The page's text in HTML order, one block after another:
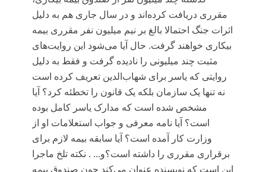
مقرری دریافت کرده‌اند و در سال جاری هم به دلیل
اثرات جنگ احتمالا بالغ بر نیم میلیون نفر مقرری بیمه
بیکاری خواهند گرفت. حال آیا می‌شود این روایت‌های
مثبت چند میلیونی را نادیده گرفت و فقط به دلیل
روایتی که یاسر برای شهاب‌الدین تعریف کرده است
نه تنها یک سازمان بلکه یک قانون را تخطئه کرد؟ آیا
مشخص شده است که مدارک یاسر کامل بوده
است؟ آیا نامه معرفی و جواب استعلامات او از
وزارت کار آمده است؟ آیا سابقه بیمه لازم برای
برقراری مقرری را داشته است؟و... . نکته تلخ ماجرا
این است که نویسنده عنوان می‌کند چون صندوق بیمه